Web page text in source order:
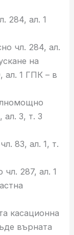
284, ал. 1
чл. 284, ал.
на
ал. 1 ГПК – в
ал. 3, т. 3
83, ал. 1, т.
287, ал. 1
касационна
върната